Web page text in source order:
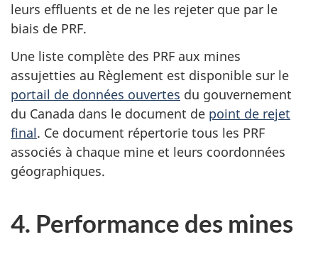
leurs effluents et de ne les rejeter que par le
biais de PRF.
Une liste complète des PRF aux mines
assujetties au Règlement est disponible sur le
portail de données ouvertes du gouvernement
du Canada dans le document de point de rejet
final. Ce document répertorie tous les PRF
associés à chaque mine et leurs coordonnées
géographiques.
4. Performance des mines